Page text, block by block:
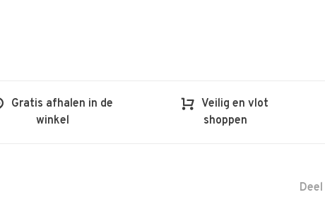
Gratis afhalen in de
winkel
Veilig en vlot
shoppen